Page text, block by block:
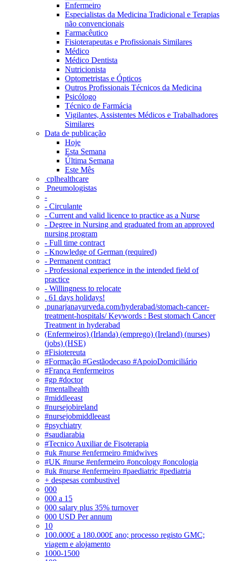
Enfermeiro
Especialistas da Medicina Tradicional e Terapias
não convencionais
Farmacêutico
Fisioterapeutas e Profissionais Similares
Médico
Médico Dentista
Nutricionista
Optometristas e Ópticos
Outros Profissionais Técnicos da Medicina
Psicólogo
Técnico de Farmácia
Vigilantes, Assistentes Médicos e Trabalhadores
Similares
Data de publicação
Hoje
Esta Semana
Última Semana
Este Mês
‎ cplhealthcare‬
Pneumologistas
-
- Circulante
- Current and valid licence to practice as a Nurse
- Degree in Nursing and graduated from an approved
nursing program
- Full time contract
- Knowledge of German (required)
- Permanent contract
- Professional experience in the intended field of
practice
- Willingness to relocate
. 61 days holidays!
.punarjanayurveda.com/hyderabad/stomach-cancer-
treatment-hospitals/ Keywords : Best stomach Cancer
Treatment in hyderabad
(Enfermeiros) (Irlanda) (emprego) (Ireland) (nurses)
(jobs) (HSE)
#Fisiotereuta
#Formação #Gestãodecaso #ApoioDomiciliário
#França #enfermeiros
#gp #doctor
#mentalhealth
#middleeast
#nursejobireland
#nursejobmiddleeast
#psychiatry
#saudiarabia
#Tecnico Auxiliar de Fisoterapia
#uk #nurse #enfermeiro #midwives
#UK #nurse #enfermeiro #oncology #oncologia
#uk #nurse #enfermeiro #paediatric #pediatria
+ despesas combustivel
000
000 a 15
000 salary plus 35% turnover
000 USD Per annum
10
100.000£ a 180.000£ ano; processo registo GMC;
viagem e alojamento
1000-1500